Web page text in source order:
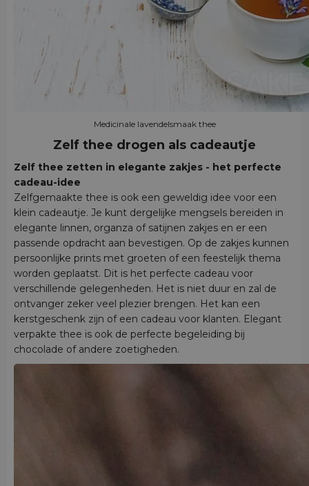
Medicinale lavendelsmaak thee
Zelf thee drogen als cadeautje
Zelf thee zetten in elegante zakjes - het perfecte
cadeau-idee
Zelfgemaakte thee is ook een geweldig idee voor een
klein cadeautje. Je kunt dergelijke mengsels bereiden in
elegante linnen, organza of satijnen zakjes en er een
passende opdracht aan bevestigen. Op de zakjes kunnen
persoonlijke prints met groeten of een feestelijk thema
worden geplaatst. Dit is het perfecte cadeau voor
verschillende gelegenheden. Het is niet duur en zal de
ontvanger zeker veel plezier brengen. Het kan een
kerstgeschenk zijn of een cadeau voor klanten. Elegant
verpakte thee is ook de perfecte begeleiding bij
chocolade of andere zoetigheden.